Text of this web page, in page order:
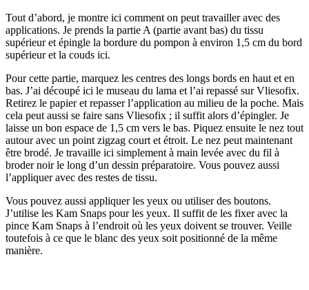
Tout d’abord, je montre ici comment on peut travailler avec des
applications. Je prends la partie A (partie avant bas) du tissu
supérieur et épingle la bordure du pompon à environ 1,5 cm du bord
supérieur et la couds ici.
Pour cette partie, marquez les centres des longs bords en haut et en
bas. J’ai découpé ici le museau du lama et l’ai repassé sur Vliesofix.
Retirez le papier et repasser l’application au milieu de la poche. Mais
cela peut aussi se faire sans Vliesofix ; il suffit alors d’épingler. Je
laisse un bon espace de 1,5 cm vers le bas. Piquez ensuite le nez tout
autour avec un point zigzag court et étroit. Le nez peut maintenant
être brodé. Je travaille ici simplement à main levée avec du fil à
broder noir le long d’un dessin préparatoire. Vous pouvez aussi
l’appliquer avec des restes de tissu.
Vous pouvez aussi appliquer les yeux ou utiliser des boutons.
J’utilise les Kam Snaps pour les yeux. Il suffit de les fixer avec la
pince Kam Snaps à l’endroit où les yeux doivent se trouver. Veille
toutefois à ce que le blanc des yeux soit positionné de la même
manière.